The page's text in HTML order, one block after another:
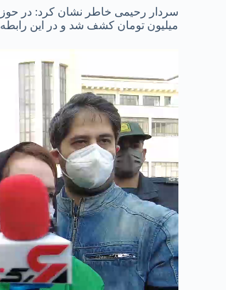
میلیون تومان کشف شد و در این رابطه ۱۹ فقره پرونده تشکیل و پیگیری شد.